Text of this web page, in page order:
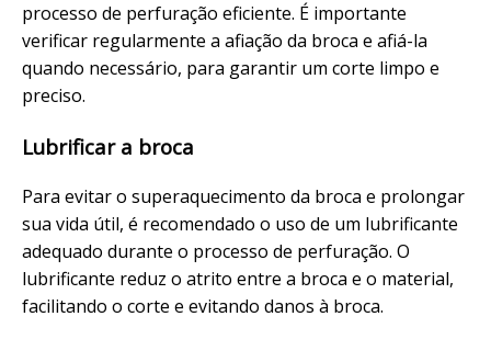
processo de perfuração eficiente. É importante
verificar regularmente a afiação da broca e afiá-la
quando necessário, para garantir um corte limpo e
preciso.
Lubrificar a broca
Para evitar o superaquecimento da broca e prolongar
sua vida útil, é recomendado o uso de um lubrificante
adequado durante o processo de perfuração. O
lubrificante reduz o atrito entre a broca e o material,
facilitando o corte e evitando danos à broca.